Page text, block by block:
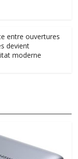
entre ouvertures
devient
moderne